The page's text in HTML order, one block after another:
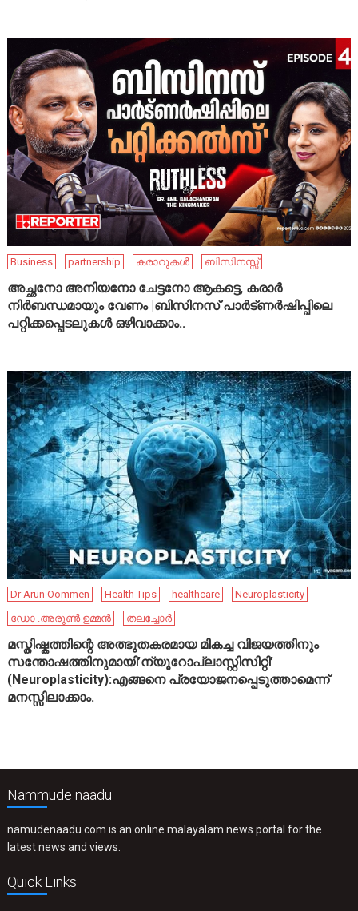
Business partnership കരാറുകൾ ബിസിനസ്സ്
അച്ഛനോ അനിയനോ ചേട്ടനോ ആകട്ടെ, കരാർ
നിർബന്ധമായും വേണം |ബിസിനസ് പാർട്ണർഷിപ്പിലെ
പറ്റിക്കപ്പെടലുകൾ ഒഴിവാക്കാം..
Dr Arun Oommen Health Tips healthcare
Neuroplasticity
ഡോ .അരുൺ ഉമ്മൻ
തലച്ചോർ
മസ്തിഷ്കത്തിന്റെ അത്ഭുതകരമായ മികച്ച വിജയത്തിനും
സന്തോഷത്തിനുമായി’ന്യൂറോപ്ലാസ്റ്റിസിറ്റി’
(Neuroplasticity):എങ്ങനെ പ്രയോജനപ്പെടുത്താമെന്ന്
മനസ്സിലാക്കാം.
Nammude naadu
namudenaadu.com is an online malayalam news portal for the
latest news and views.
Quick Links